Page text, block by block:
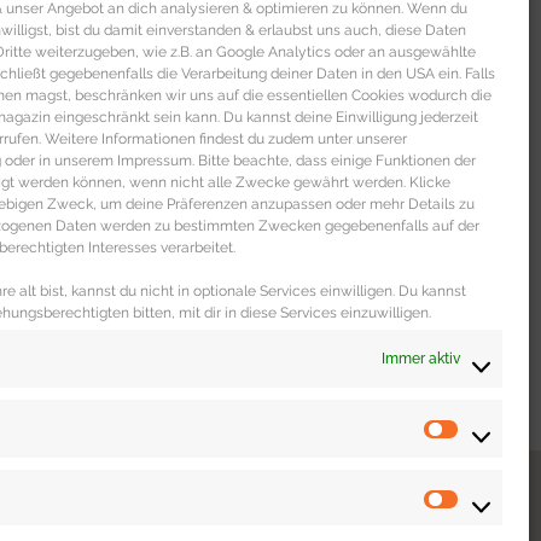
unser Angebot an dich analysieren & optimieren zu können. Wenn du
bist du damit einverstanden & erlaubst uns auch, diese Daten
weiterzugeben, wie z.B. an Google Analytics oder an ausgewählte
gegebenenfalls die Verarbeitung deiner Daten in den USA ein. Falls
magst, beschränken wir uns auf die essentiellen Cookies wodurch die
eingeschränkt sein kann. Du kannst deine Einwilligung jederzeit
Weitere Informationen findest du zudem unter unserer
in unserem Impressum. Bitte beachte, dass einige Funktionen der
werden können, wenn nicht alle Zwecke gewährt werden. Klicke
Zweck, um deine Präferenzen anzupassen oder mehr Details zu
Daten werden zu bestimmten Zwecken gegebenenfalls auf der
Interesses verarbeitet.
alt bist, kannst du nicht in optionale Services einwilligen. Du kannst
bitten, mit dir in diese Services einzuwilligen.
Immer aktiv
– Die
Shorts in
in den Trendfarben Rot,
Wer bei roten Shorts und
denkt, wird